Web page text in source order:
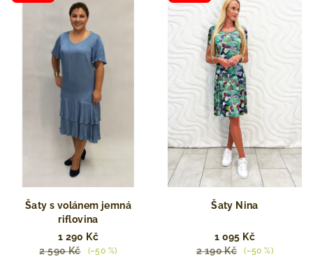
Šaty s volánem jemná
riflovina
1 290 Kč
2 590 Kč
(–50 %)
Šaty Nina
1 095 Kč
2 190 Kč
(–50 %)